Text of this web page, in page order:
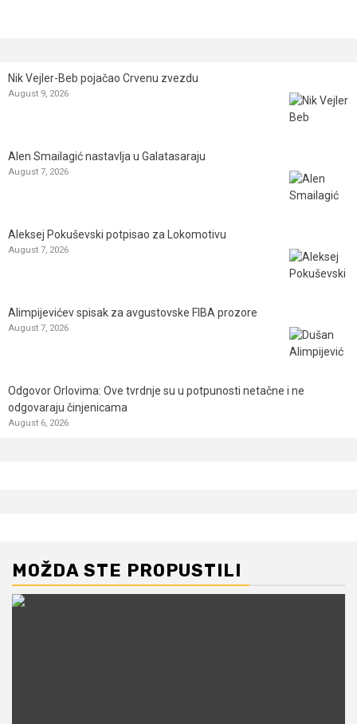
Nik Vejler-Beb pojačao Crvenu zvezdu
August 9, 2026
Alen Smailagić nastavlja u Galatasaraju
August 7, 2026
Aleksej Pokuševski potpisao za Lokomotivu
August 7, 2026
Alimpijevićev spisak za avgustovske FIBA prozore
August 7, 2026
Odgovor Orlovima: ​Ove tvrdnje su u potpunosti netačne i ne
odgovaraju činjenicama
August 6, 2026
MOŽDA STE PROPUSTILI